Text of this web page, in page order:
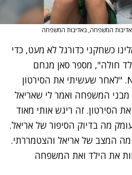
המשפחה, באדיבות המשפחה
כשחקני כדורגל לא מעט, כדי
חולה", מספר סאן מנחם
בשיחה מיוחדת עם N12. "לאחר שעשיתי את הסירטון
המשפחה ואמר לי שאריאל
הסירטון. זה ריגש אותי מאוד
מה בדיוק הסיפור של אריאל.
מה המצב של אריאל והצטמררתי.
את הילד ואת המשפחה